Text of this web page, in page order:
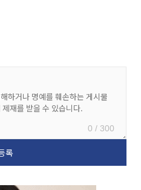
0 / 300